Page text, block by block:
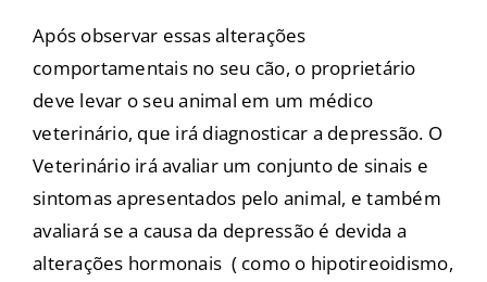
Após observar essas alterações
comportamentais no seu cão, o proprietário
deve levar o seu animal em um médico
veterinário, que irá diagnosticar a depressão. O
Veterinário irá avaliar um conjunto de sinais e
sintomas apresentados pelo animal, e também
avaliará se a causa da depressão é devida a
alterações hormonais ( como o hipotireoidismo,